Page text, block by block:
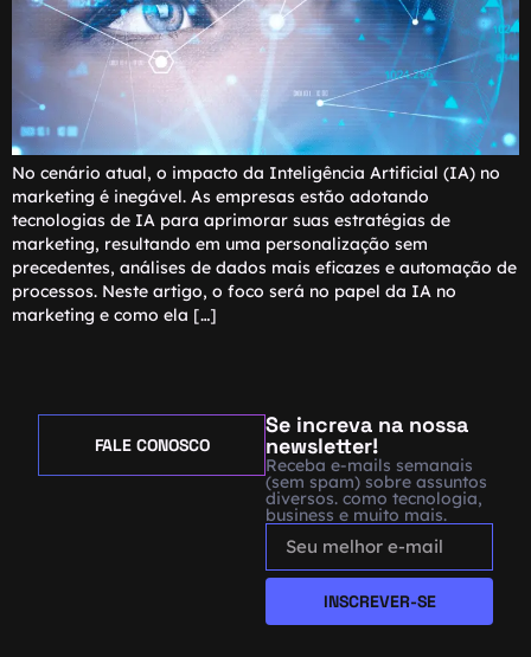
No cenário atual, o impacto da Inteligência Artificial (IA) no
marketing é inegável. As empresas estão adotando
tecnologias de IA para aprimorar suas estratégias de
marketing, resultando em uma personalização sem
precedentes, análises de dados mais eficazes e automação de
processos. Neste artigo, o foco será no papel da IA no
marketing e como ela […]
Se increva na nossa
newsletter!
Receba e-mails semanais
(sem spam) sobre assuntos
diversos. como tecnologia,
business e muito mais.
INSCREVER-SE
FALE CONOSCO